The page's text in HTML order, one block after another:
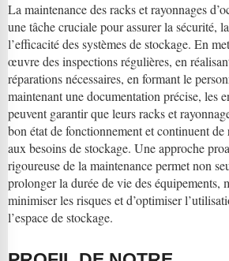
La maintenance des racks et rayonnages
une tâche cruciale pour assurer la sécurité,
l’efficacité des systèmes de stockage. En
œuvre des inspections régulières, en
réparations nécessaires, en formant le
maintenant une documentation précise, les
peuvent garantir que leurs racks et
bon état de fonctionnement et continuent de
aux besoins de stockage. Une approche
rigoureuse de la maintenance permet non
prolonger la durée de vie des équipements,
minimiser les risques et d’optimiser
l’espace de stockage.